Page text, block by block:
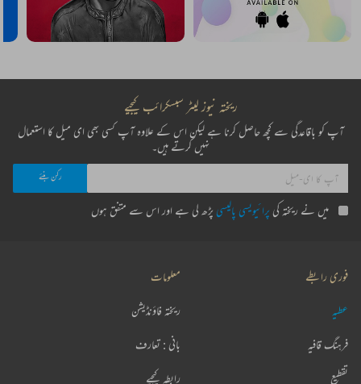
ریختہ نیوز لیٹر سبسکرائب کیجیے
آپ کو باقاعدگی سے کچھ حاصل کرنا ہے لیکن اس کے علاوہ آپ کسی بھی ای میل کا استعمال
نہیں کرتے ہیں۔
میں نے ریختہ کی پرائیویسی پالیسی پڑھ لی ہے اور اس سے متفق ہوں
فوری رابطے
عطیہ
فرہنگ قافیہ
تقطیع
معلومات
ریختہ فاؤنڈیشن
بانی : تعارف
رابطہ کیجیے